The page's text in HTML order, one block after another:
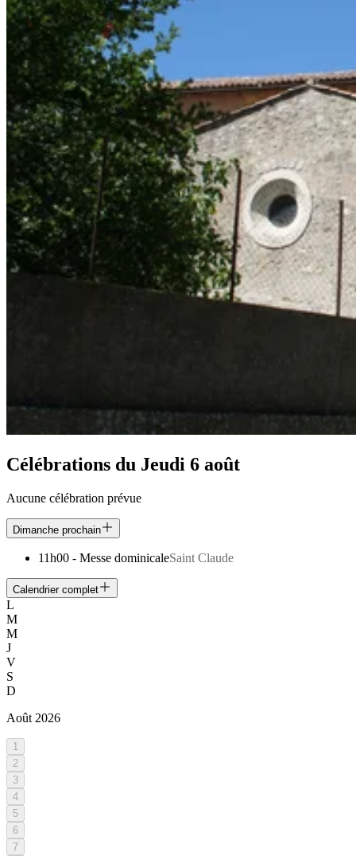
Célébrations du Jeudi 6 août
Aucune célébration prévue
Dimanche prochain
11h00 - Messe dominicaleSaint Claude
Calendrier complet
L
M
M
J
V
S
D
Août 2026
1
2
3
4
5
6
7